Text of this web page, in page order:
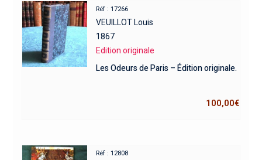
Réf : 17266
VEUILLOT Louis
1867
Edition originale
Les Odeurs de Paris – Édition originale.
100,00€
Réf : 12808